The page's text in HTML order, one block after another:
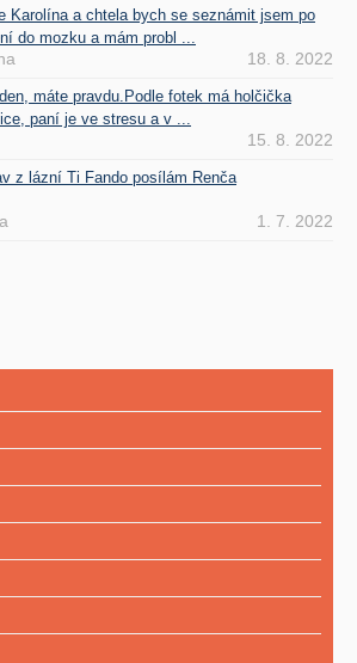
Karolína a chtela bych se seznámit jsem po
do mozku a mám probl ...
18. 8. 2022
máte pravdu.Podle fotek má holčička
paní je ve stresu a v ...
15. 8. 2022
z lázní Ti Fando posílám Renča
1. 7. 2022